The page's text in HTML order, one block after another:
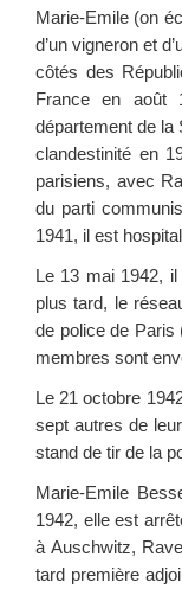
Marie-Emile (on
d’un vigneron et
côtés des
France en août
département de la
clandestinité en
parisiens, avec
du parti
1941, il est
Le 13 mai 1942,
plus tard, le
de police de Paris
membres sont
Le 21 octobre
sept autres de
stand de tir de la
Marie-Emile
1942, elle est
à Auschwitz,
tard première